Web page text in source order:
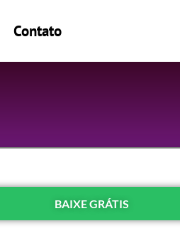
Contato
BAIXE GRÁTIS